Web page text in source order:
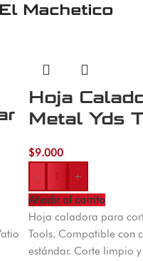
El Machetico
Hoja
Metal Yds
$9.000
-
+
Añadir al carrito
Hoja caladora para
Tools. Compatible con
estándar. Corte limpio